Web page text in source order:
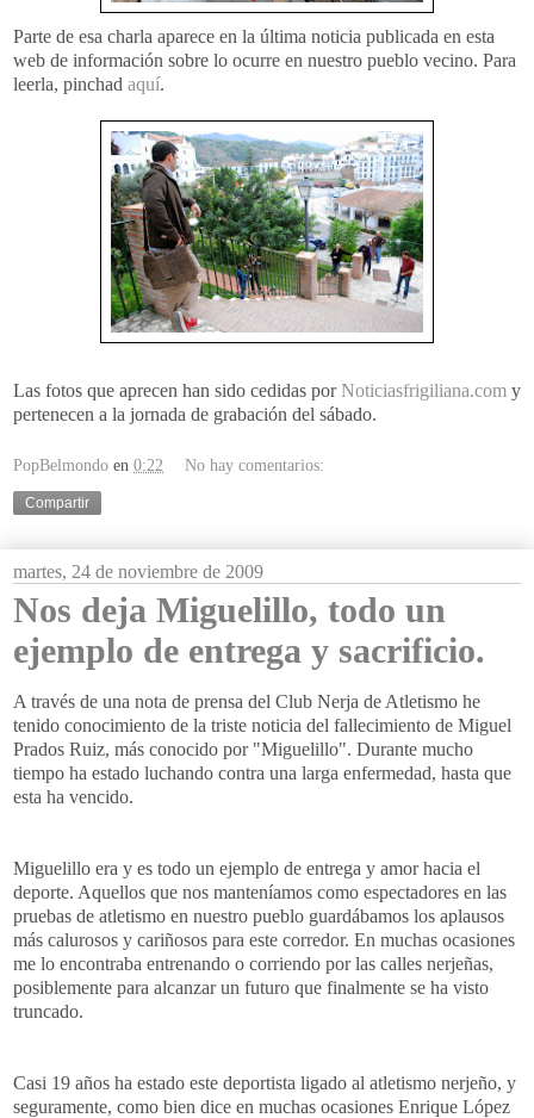
Parte de esa charla aparece en la última noticia publicada en esta
web de información sobre lo ocurre en nuestro pueblo vecino. Para
leerla, pinchad aquí.
Las fotos que aprecen han sido cedidas porNoticiasfrigiliana.com y
pertenecen a la jornada de grabación del sábado.
PopBelmondo en 0:22 No hay comentarios:
Compartir
martes, 24 de noviembre de 2009
Nos deja Miguelillo, todo un
ejemplo de entrega y sacrificio.
A través de una nota de prensa del Club Nerja de Atletismo he
tenido conocimiento de la triste noticia del fallecimiento de Miguel
Prados Ruiz, más conocido por "Miguelillo". Durante mucho
tiempo ha estado luchando contra una larga enfermedad, hasta que
esta ha vencido.
Miguelillo era y es todo un ejemplo de entrega y amor hacia el
deporte. Aquellos que nos manteníamos como espectadores en las
pruebas de atletismo en nuestro pueblo guardábamos los aplausos
más calurosos y cariñosos para este corredor. En muchas ocasiones
me lo encontraba entrenando o corriendo por las calles nerjeñas,
posiblemente para alcanzar un futuro que finalmente se ha visto
truncado.
Casi 19 años ha estado este deportista ligado al atletismo nerjeño, y
seguramente, como bien dice en muchas ocasiones Enrique López